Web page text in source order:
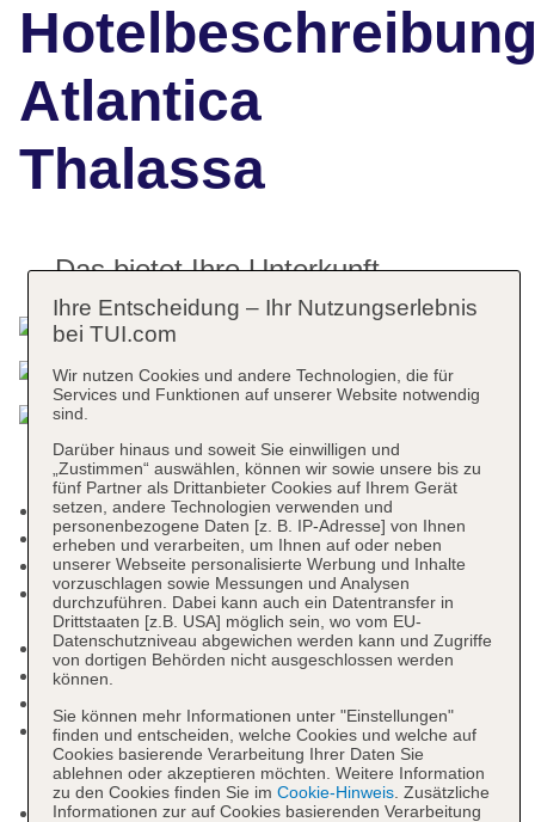
Atlantica
Thalassa
Das bietet Ihre Unterkunft
Kurtaxe/Ökotaxe/Touristensteuer zahlbar vor Ort
Check-in Zeit ab 14:00 Uhr
Check-out Zeit bis 12:00 Uhr
Late Check-out: gegen Gebühr, Anfrage
notwendig
Rezeption: Sprachen: englisch, polnisch
Gartenanlage, Sonnenterrasse
Pool: ohne Gebühr, Outdoor, Süßwasser,
Balinesische Betten: ohne Gebühr, Liegen,
Sonnenschirme
Kinderpool: ohne Gebühr, Outdoor, Süßwasser,
Ihre Entscheidung – Ihr Nutzungserlebnis
bei TUI.com
Wir nutzen Cookies und andere Technologien, die für
Services und Funktionen auf unserer Website notwendig
sind.
Darüber hinaus und soweit Sie einwilligen und
„Zustimmen“ auswählen, können wir sowie unsere bis zu
fünf Partner als Drittanbieter Cookies auf Ihrem Gerät
setzen, andere Technologien verwenden und
personenbezogene Daten [z. B. IP-Adresse] von Ihnen
erheben und verarbeiten, um Ihnen auf oder neben
unserer Webseite personalisierte Werbung und Inhalte
vorzuschlagen sowie Messungen und Analysen
durchzuführen. Dabei kann auch ein Datentransfer in
Drittstaaten [z.B. USA] möglich sein, wo vom EU-
Datenschutzniveau abgewichen werden kann und Zugriffe
von dortigen Behörden nicht ausgeschlossen werden
können.
Sie können mehr Informationen unter "Einstellungen"
finden und entscheiden, welche Cookies und welche auf
Cookies basierende Verarbeitung Ihrer Daten Sie
ablehnen oder akzeptieren möchten. Weitere Information
zu den Cookies finden Sie im Cookie-Hinweis. Zusätzliche
Informationen zur auf Cookies basierenden Verarbeitung